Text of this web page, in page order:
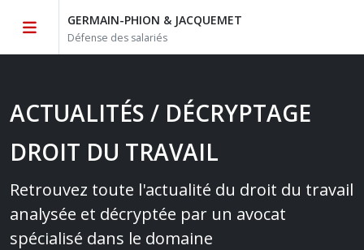
GERMAIN-PHION & JACQUEMET
Défense des salariés
ACTUALITÉS / DÉCRYPTAGE
DROIT DU TRAVAIL
Retrouvez toute l'actualité du droit du travail
analysée et décryptée par un avocat
spécialisé dans le domaine